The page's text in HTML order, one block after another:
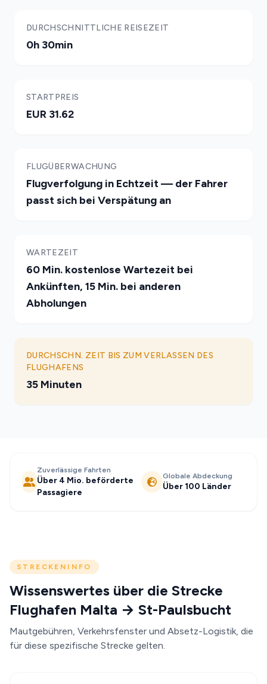
DURCHSCHNITTLICHE REISEZEIT
0h 30min
STARTPREIS
EUR 31.62
FLUGÜBERWACHUNG
Flugverfolgung in Echtzeit — der Fahrer
passt sich bei Verspätung an
WARTEZEIT
60 Min. kostenlose Wartezeit bei
Ankünften, 15 Min. bei anderen
Abholungen
DURCHSCHN. ZEIT BIS ZUM VERLASSEN DES
FLUGHAFENS
35 Minuten
Zuverlässige Fahrten
Über 4 Mio. beförderte
Passagiere
Globale Abdeckung
Über 100 Länder
STRECKENINFO
Wissenswertes über die Strecke
Flughafen Malta → St-Paulsbucht
Mautgebühren, Verkehrsfenster und Absetz-Logistik, die
für diese spezifische Strecke gelten.